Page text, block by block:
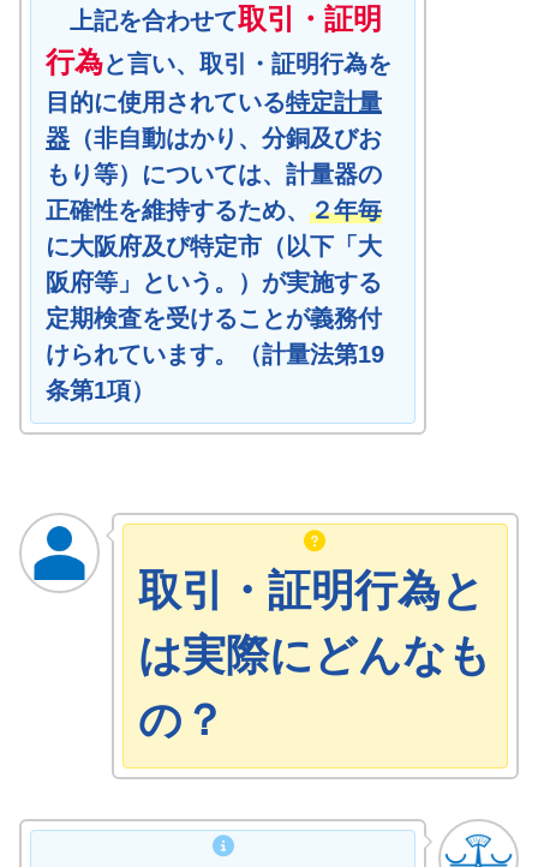
上記を合わせて取引・証明
行為と言い、取引・証明行為を
目的に使用されている特定計量
器 （非自動はかり、分銅及びお
もり等）については、計量器の
正確性を維持するため、 ２年毎
に大阪府及び特定市（以下「大
阪府等」という。）が実施する
定期検査を受けることが義務付
けられています。（計量法第19
条第1項）
取引・証明行為と
は実際にどんなも
の？